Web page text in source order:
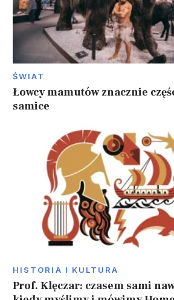
ŚWIAT
Łowcy mamutów znacznie
samice
HISTORIA I KULTURA
Prof. Klęczar: czasem sami